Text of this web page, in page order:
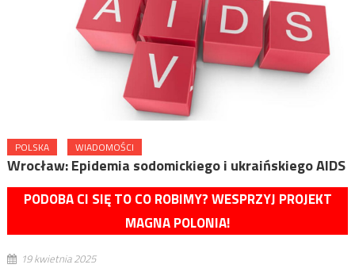
POLSKA WIADOMOŚCI
Wrocław: Epidemia sodomickiego i ukraińskiego AIDS
PODOBA CI SIĘ TO CO ROBIMY? WESPRZYJ PROJEKT
MAGNA POLONIA!
19 kwietnia 2025